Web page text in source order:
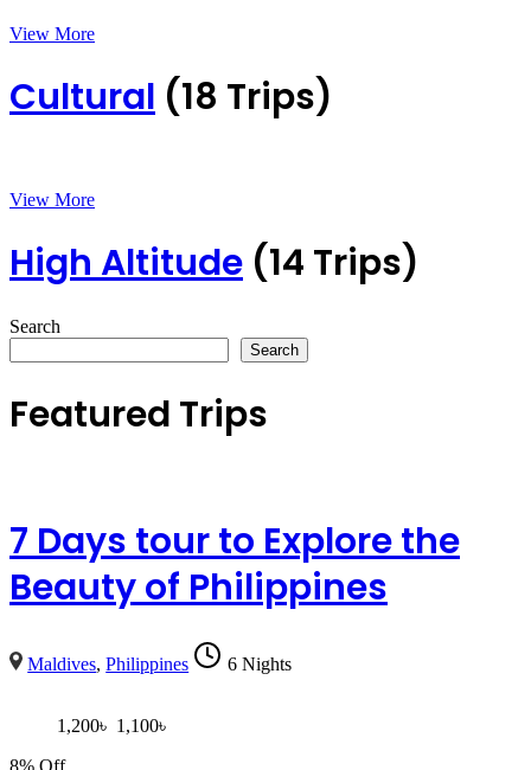
View More
Cultural (18 Trips)
View More
High Altitude (14 Trips)
Search
Search
Featured Trips
7 Days tour to Explore the
Beauty of Philippines
Maldives,Philippines 6 Nights
1,200৳ 1,100৳
8% Off